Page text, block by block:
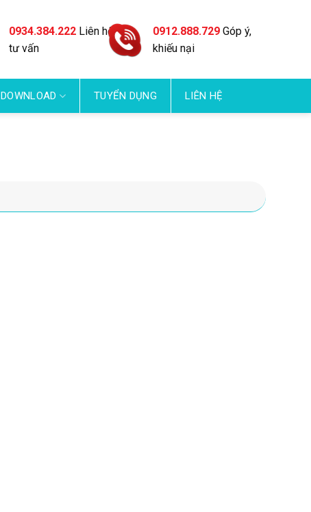
0934.384.222 Liên hệ
tư vấn
0912.888.729 Góp ý,
khiếu nại
DOWNLOAD TUYỂN DỤNG LIÊN HỆ